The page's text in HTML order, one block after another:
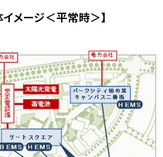
イメージ＜平常時＞】